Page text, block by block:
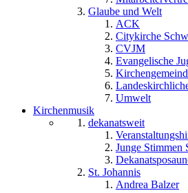
Glaube und Welt
ACK
Citykirche
CVJM
Evangelische
Umwelt
Kirchenmusik
dekanatsweit
Junge Stimmen
St. Johannis
Andrea Balzer